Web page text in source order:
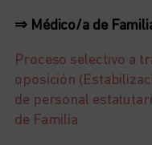
⇒ Médico/a de
Proceso selectivo a
oposición
de personal
de Familia